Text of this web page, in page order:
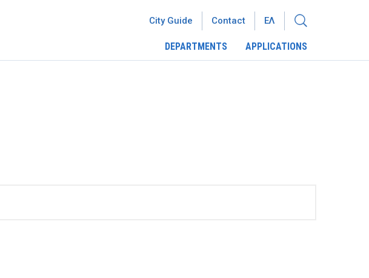
DEPARTMENTS APPLICATIONS
City Guide Contact ΕΛ